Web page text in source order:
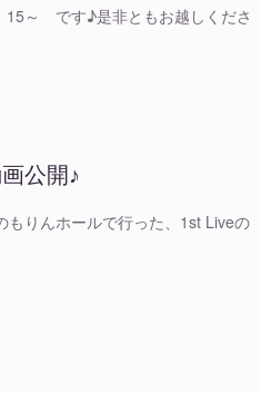
～ です♪是非ともお越しくださ
公開♪
りんホールで行った、1st Liveの